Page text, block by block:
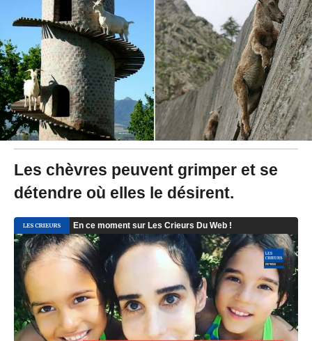
/
2
0
1
à
0
9
:
4
9
-
M
i
s
j
o
u
e
0
1
/
0
Les chèvres peuvent grimper et se
détendre où elles le désirent.